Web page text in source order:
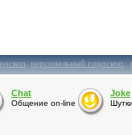
,персональный гороскоп,
Chat
Общение on-line
Joke